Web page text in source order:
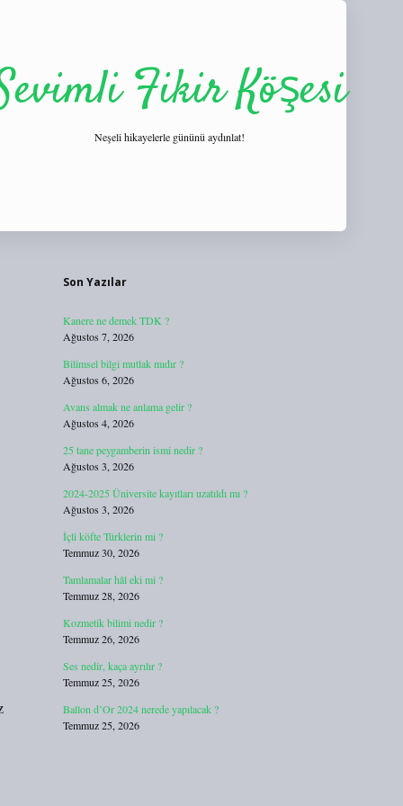
Fikir Köşesi
Neşeli hikayelerle gününü aydınlat!
Son Yazılar
Kanere ne demek TDK ?
Ağustos 7, 2026
Bilimsel bilgi mutlak mıdır ?
Ağustos 6, 2026
Avans almak ne anlama gelir ?
Ağustos 4, 2026
25 tane peygamberin ismi nedir ?
Ağustos 3, 2026
2024-2025 Üniversite kayıtları uzatıldı mı ?
Ağustos 3, 2026
İçli köfte Türklerin mi ?
Temmuz 30, 2026
Tamlamalar hâl eki mi ?
Temmuz 28, 2026
Kozmetik bilimi nedir ?
Temmuz 26, 2026
Ses nedir, kaça ayrılır ?
Temmuz 25, 2026
Ballon d’Or 2024 nerede yapılacak ?
Temmuz 25, 2026